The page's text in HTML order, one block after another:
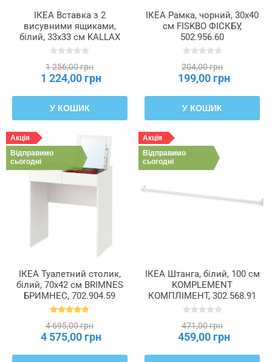
ІКЕА Вставка з 2
висувними ящиками,
білий, 33x33 см KALLAX
КАЛЛАКС, 702.866.45
1 256,00 грн
1 224,00 грн
У КОШИК
ІКЕА Рамка, чорний, 30x40
см FISKBO ФІСКБУ,
502.956.60
204,00 грн
199,00 грн
У КОШИК
Акція
Відправимо
сьогодні
ІКЕА Туалетний столик,
білий, 70x42 см BRIMNES
БРИМНЕС, 702.904.59
4 695,00 грн
4 575,00 грн
Акція
Відправимо
сьогодні
ІКЕА Штанга, білий, 100 см
KOMPLEMENT
КОМПЛІМЕНТ, 302.568.91
471,00 грн
459,00 грн